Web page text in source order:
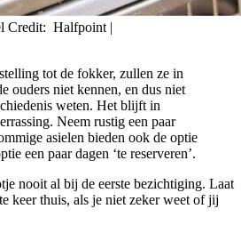
Credit: Halfpoint |
tot de fokker, zullen ze in
ouders niet kennen, en dus niet
weten. Het blijft in
Neem rustig een paar
asielen bieden ook de optie
een paar dagen ‘te reserveren’.
nooit al bij de eerste bezichtiging. Laat
keer thuis, als je niet zeker weet of jij